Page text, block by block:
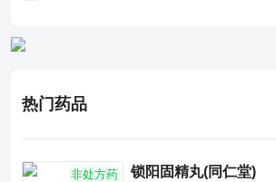
热门药品
非处方药 锁阳固精丸(同仁堂)